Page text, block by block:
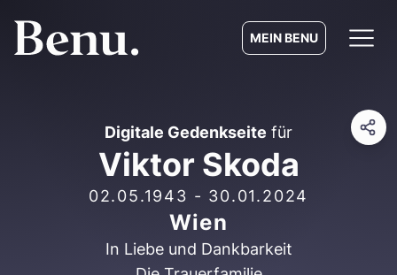
MEIN BENU
Digitale Gedenkseite für
Viktor Skoda
02.05.1943 - 30.01.2024
Wien
In Liebe und Dankbarkeit